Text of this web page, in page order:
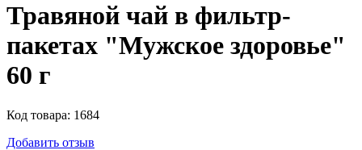
Травяной чай в фильтр-
пакетах "Мужское здоровье"
60 г
Код товара: 1684
Добавить отзыв